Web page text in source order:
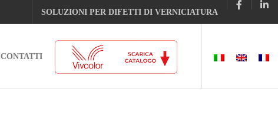
SOLUZIONI PER DIFETTI DI VERNICIATURA
CONTATTI